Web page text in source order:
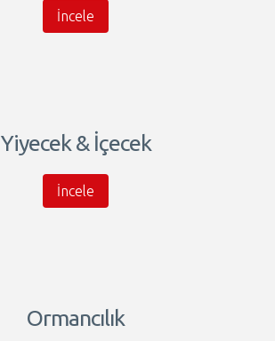
İncele
Yiyecek & İçecek
İncele
Ormancılık